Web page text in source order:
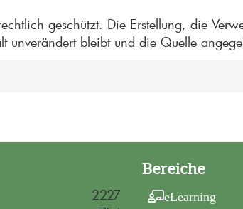
geschützt. Die Erstellung, die
unverändert bleibt und die Quelle
2227
Bereiche
eLearning